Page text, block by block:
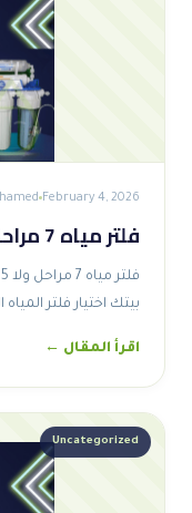
February 4, 2026
فلتر مياه 7 مراحل ولا 5 مراحل؟ القرار الصح
بيتك اختيار فلتر
اقرأ المقال ←
Uncategorized